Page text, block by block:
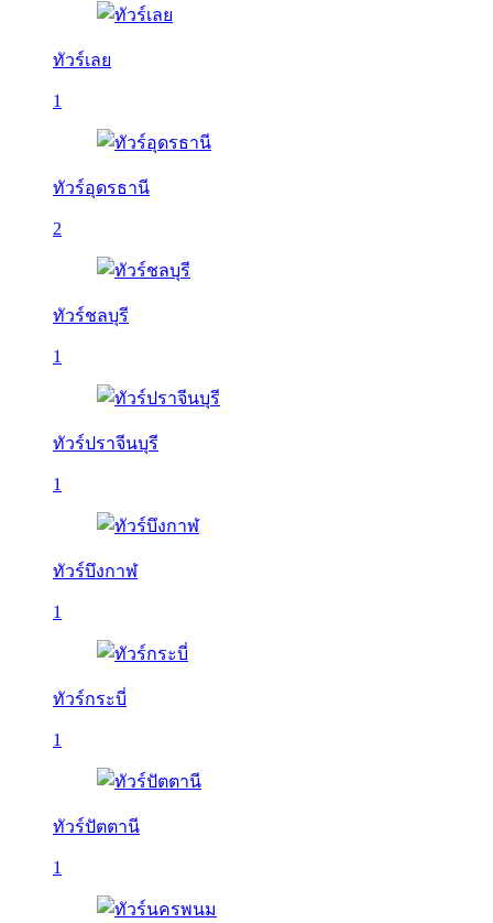
ทัวร์เลย
1
ทัวร์อุดรธานี
2
ทัวร์ชลบุรี
1
ทัวร์ปราจีนบุรี
1
ทัวร์บึงกาฬ
1
ทัวร์กระบี่
1
ทัวร์ปัตตานี
1